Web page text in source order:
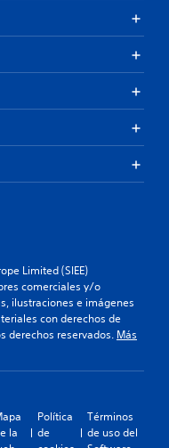
Limited (SIEE)
comerciales y/o
ilustraciones e imágenes
con derechos de
derechos reservados. Más
la
Política
de
Términos
de uso del